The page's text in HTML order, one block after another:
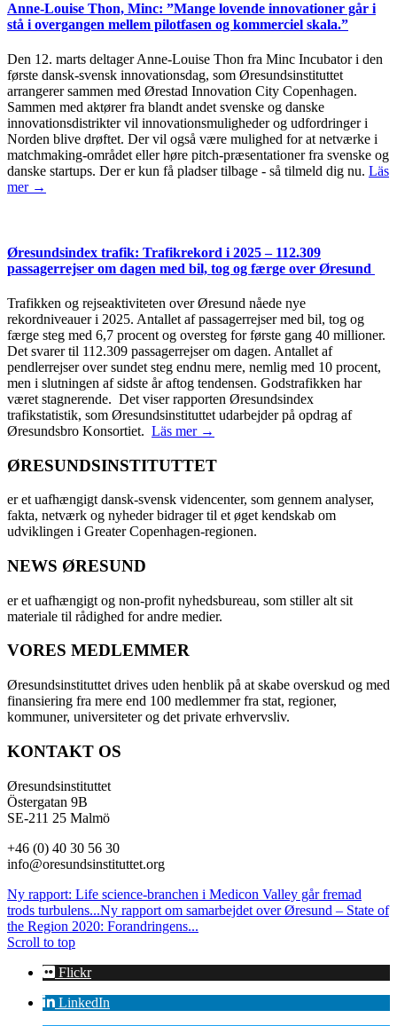
Anne-Louise Thon, Minc: ”Mange lovende innovationer går i
stå i overgangen mellem pilotfasen og kommerciel skala.”
Den 12. marts deltager Anne-Louise Thon fra Minc Incubator i den
første dansk-svensk innovationsdag, som Øresundsinstituttet
arrangerer sammen med Ørestad Innovation City Copenhagen.
Sammen med aktører fra blandt andet svenske og danske
innovationsdistrikter vil innovationsmuligheder og udfordringer i
Norden blive drøftet. Der vil også være mulighed for at netværke i
matchmaking-området eller høre pitch-præsentationer fra svenske og
danske startups. Der er kun få pladser tilbage - så tilmeld dig nu. Läs
mer →
Øresundsindex trafik: Trafikrekord i 2025 – 112.309
passagerrejser om dagen med bil, tog og færge over Øresund
Trafikken og rejseaktiviteten over Øresund nåede nye
rekordniveauer i 2025. Antallet af passagerrejser med bil, tog og
færge steg med 6,7 procent og oversteg for første gang 40 millioner.
Det svarer til 112.309 passagerrejser om dagen. Antallet af
pendlerrejser over sundet steg endnu mere, nemlig med 10 procent,
men i slutningen af sidste år aftog tendensen. Godstrafikken har
været stagnerende. Det viser rapporten Øresundsindex
trafikstatistik, som Øresundsinstituttet udarbejder på opdrag af
Øresundsbro Konsortiet. Läs mer →
ØRESUNDSINSTITUTTET
er et uafhængigt dansk-svensk videncenter, som gennem analyser,
fakta, netværk og nyheder bidrager til et øget kendskab om
udviklingen i Greater Copenhagen-regionen.
NEWS ØRESUND
er et uafhængigt og non-profit nyhedsbureau, som stiller alt sit
materiale til rådighed for andre medier.
VORES MEDLEMMER
Øresundsinstituttet drives uden henblik på at skabe overskud og med
finansiering fra mere end 100 medlemmer fra stat, regioner,
kommuner, universiteter og det private erhvervsliv.
KONTAKT OS
Øresundsinstituttet
Östergatan 9B
SE-211 25 Malmö
+46 (0) 40 30 56 30
info@oresundsinstituttet.org
Ny rapport: Life science-branchen i Medicon Valley går fremad
trods turbulens...Ny rapport om samarbejdet over Øresund – State of
the Region 2020: Forandringens...
Scroll to top
Flickr
LinkedIn